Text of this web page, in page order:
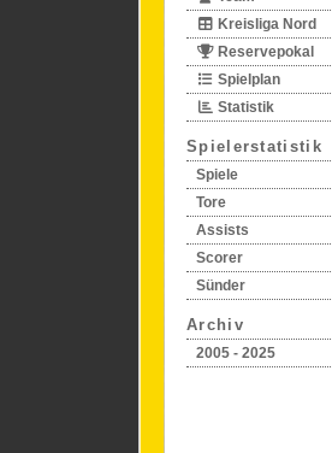
Kreisliga Nord
Reservepokal
Spielplan
Statistik
Spielerstatistik
Spiele
Tore
Assists
Scorer
Sünder
Archiv
2005 - 2025